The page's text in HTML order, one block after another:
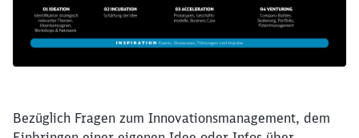
Bezüglich Fragen zum Innovationsmanagement, dem